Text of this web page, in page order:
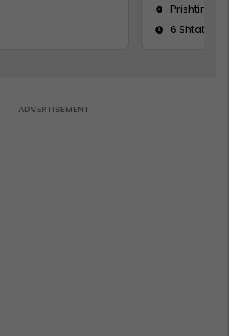
Prishtinë
6 Shtator